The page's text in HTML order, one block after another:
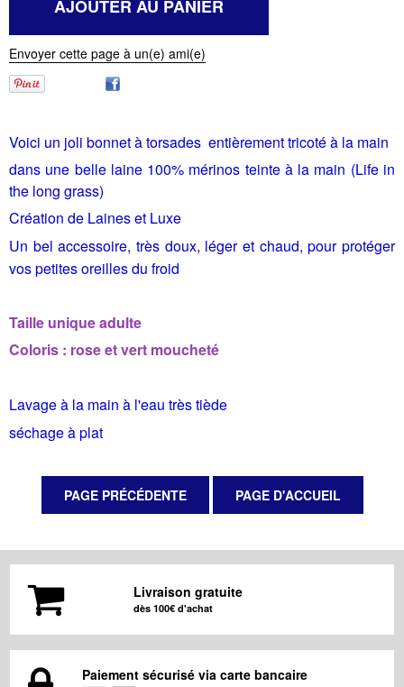
Envoyer cette page à un(e) ami(e)
Voici un joli bonnet à torsades entièrement tricoté à la main
dans une belle laine 100% mérinos teinte à la main (Life in
the long grass)
Création de Laines et Luxe
Un bel accessoire, très doux, léger et chaud, pour protéger
vos petites oreilles du froid
Taille unique adulte
Coloris : rose et vert moucheté
Lavage à la main à l'eau très tiède
séchage à plat
Livraison gratuite
dès 100€ d'achat
Paiement sécurisé via carte bancaire